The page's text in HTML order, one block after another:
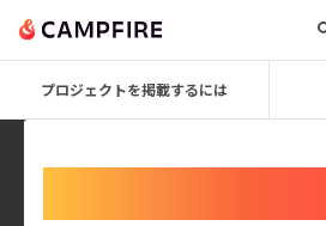
プロジェクトを掲載するには